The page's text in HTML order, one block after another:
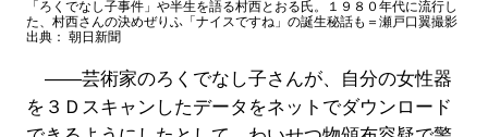
Video
「ろくでなし子事件」や半生を語る村西とおる氏。１９８０年代に流行し
た、村西さんの決めぜりふ「ナイスですね」の誕生秘話も＝瀬戸口翼撮影
出典： 朝日新聞
――芸術家のろくでなし子さんが、自分の女性器
を３Ｄスキャンしたデータをネットでダウンロード